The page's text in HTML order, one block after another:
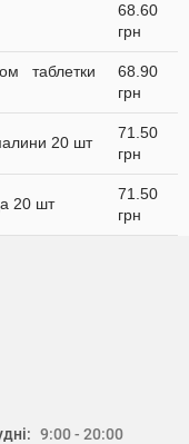
68.60
грн
таблетки
68.90
грн
20 шт
71.50
грн
20 шт
71.50
грн
9:00 - 20:00